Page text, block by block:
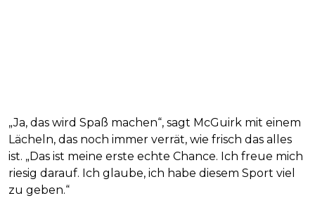
„Ja, das wird Spaß machen“, sagt McGuirk mit einem
Lächeln, das noch immer verrät, wie frisch das alles
ist. „Das ist meine erste echte Chance. Ich freue mich
riesig darauf. Ich glaube, ich habe diesem Sport viel
zu geben.“